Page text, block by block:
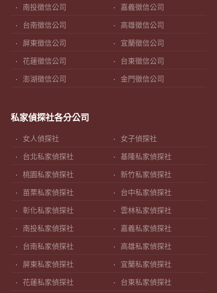
南投徵信公司 嘉義徵信公司
台南徵信公司 高雄徵信公司
屏東徵信公司 宜蘭徵信公司
花蓮徵信公司 台東徵信公司
澎湖徵信公司 金門徵信公司
私家偵探社各分公司
女人偵探社 女子偵探社
台北私家偵探社 基隆私家偵探社
桃園私家偵探社 新竹私家偵探社
苗栗私家偵探社 台中私家偵探社
彰化私家偵探社 雲林私家偵探社
南投私家偵探社 嘉義私家偵探社
台南私家偵探社 高雄私家偵探社
屏東私家偵探社 宜蘭私家偵探社
花蓮私家偵探社 台東私家偵探社